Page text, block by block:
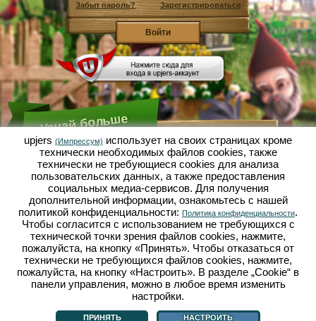
Забыт пароль? Зарегистрироваться
Узнай больше
Что такое Садовая Империя?
Садовая Империя - это экономический симулятор, в
котором всё вертится вокруг микрокосмоса сад-
огород. Эта бесплатная браузерная игра онлайн
открывается полностью в твоём браузере без
каких-либо скачиваний или установки каких-либо
программ! Играя роль гнома-садовода ты
выращиваешь в Садовой Империи свой
собственный маленький садовый рай. Сеять,
сажать, поливать, собирать урожай: у тебя есть
выбор между разными сортами овощей и фруктов:
помидорами, репчатым луком, клубникой, морковью
или может ещё лучше, салатом? Посети городок
Дачное, в нём ты можешь торговать с другими
садоводами, покупать новые растения и декор,
выполнять желания твоих покупателей и
Что такое Садовая Империя?|Сюжет
Импрессум|Браузерные игры - Upjers.com|Настроить cookies
upjers (Импрессум) использует на своих страницах кроме
технически необходимых файлов сookies, также
технически не требующиеся cookies для анализа
пользовательских данных, а также предоставления
социальных медиа-сервисов. Для получения
дополнительной информации, ознакомьтесь с нашей
политикой конфиденциальности: Политика конфиденциальности.
Чтобы согласится с использованием не требующихся с
технической точки зрения файлов cookies, нажмите,
пожалуйста, на кнопку «Принять». Чтобы отказаться от
технически не требующихся файлов cookies, нажмите,
пожалуйста, на кнопку «Настроить». В разделе „Cookie“ в
панели управления, можно в любое время изменить
настройки.
ПРИНЯТЬ НАСТРОИТЬ